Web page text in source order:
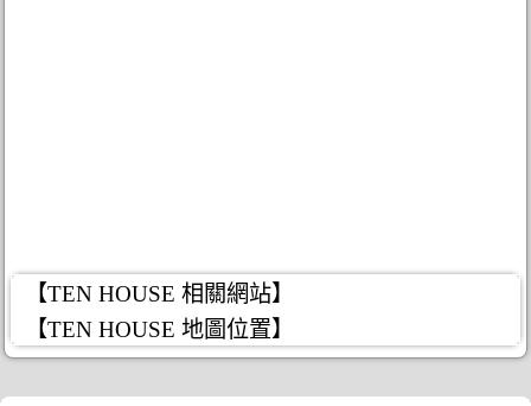
【TEN HOUSE 相關網站】
【TEN HOUSE 地圖位置】